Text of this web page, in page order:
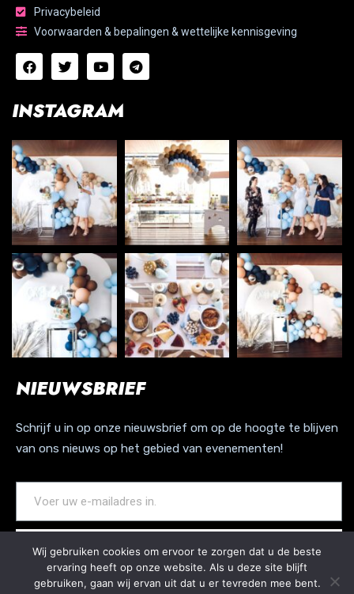
Privacybeleid
Voorwaarden & bepalingen & wettelijke kennisgeving
INSTAGRAM
NIEUWSBRIEF
Schrijf u in op onze nieuwsbrief om op de hoogte te blijven
van ons nieuws op het gebied van evenementen!
WORD LID VAN ONZE NIEUWSBRIEF
Wij gebruiken cookies om ervoor te zorgen dat u de beste
ervaring heeft op onze website. Als u deze site blijft
gebruiken, gaan wij ervan uit dat u er tevreden mee bent.